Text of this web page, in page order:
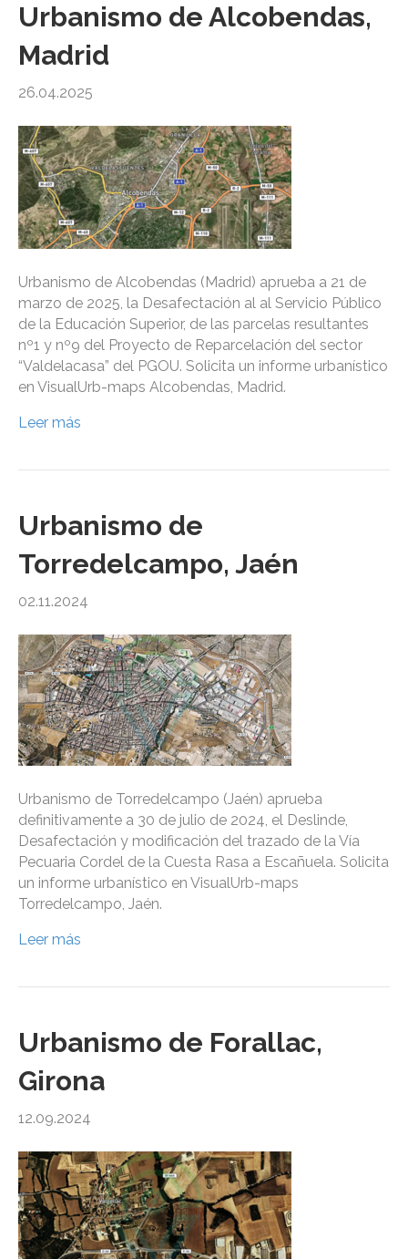
Urbanismo de Alcobendas,
Madrid
26.04.2025
Urbanismo de Alcobendas (Madrid) aprueba a 21 de
marzo de 2025, la Desafectación al al Servicio Público
de la Educación Superior, de las parcelas resultantes
nº1 y nº9 del Proyecto de Reparcelación del sector
“Valdelacasa” del PGOU. Solicita un informe urbanístico
en VisualUrb-maps Alcobendas, Madrid.
Leer más
Urbanismo de
Torredelcampo, Jaén
02.11.2024
Urbanismo de Torredelcampo (Jaén) aprueba
definitivamente a 30 de julio de 2024, el Deslinde,
Desafectación y modificación del trazado de la Vía
Pecuaria Cordel de la Cuesta Rasa a Escañuela. Solicita
un informe urbanístico en VisualUrb-maps
Torredelcampo, Jaén.
Leer más
Urbanismo de Forallac,
Girona
12.09.2024